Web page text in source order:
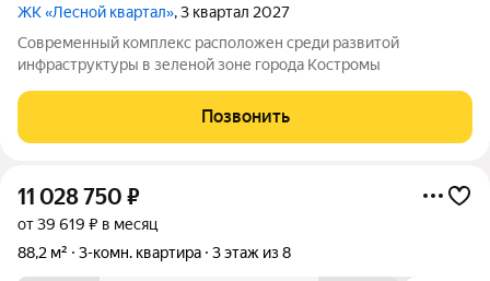
ЖК «Лесной квартал», 3 квартал 2027
Современный комплекс расположен среди развитой
инфраструктуры в зеленой зоне города Костромы
Позвонить
11 028 750 ₽
от 39 619 ₽ в месяц
88,2 м²
3-комн. квартира 3 этаж из 8